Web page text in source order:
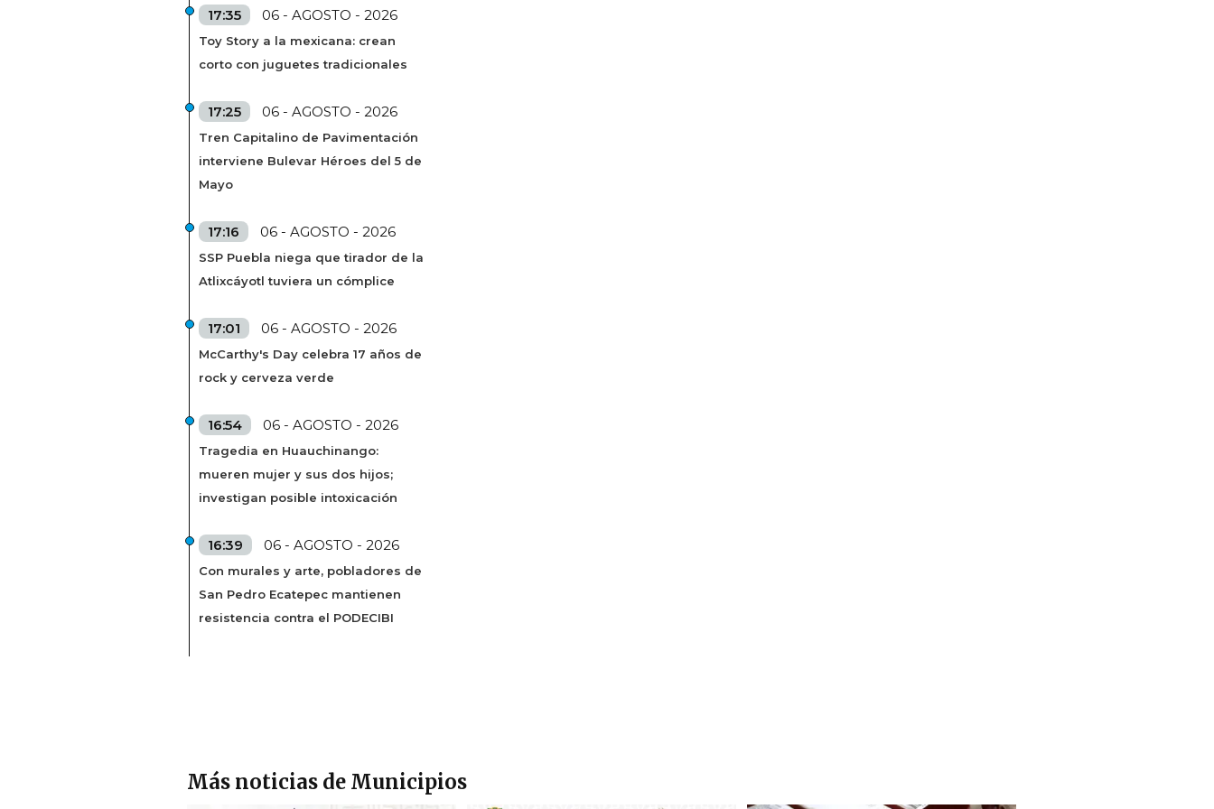
17:35 06 - AGOSTO - 2026
Toy Story a la mexicana: crean
corto con juguetes tradicionales
17:25 06 - AGOSTO - 2026
Tren Capitalino de Pavimentación
interviene Bulevar Héroes del 5 de
Mayo
17:16 06 - AGOSTO - 2026
SSP Puebla niega que tirador de la
Atlixcáyotl tuviera un cómplice
17:01 06 - AGOSTO - 2026
McCarthy's Day celebra 17 años de
rock y cerveza verde
16:54 06 - AGOSTO - 2026
Tragedia en Huauchinango:
mueren mujer y sus dos hijos;
investigan posible intoxicación
16:39 06 - AGOSTO - 2026
Con murales y arte, pobladores de
San Pedro Ecatepec mantienen
resistencia contra el PODECIBI
Más noticias de Municipios